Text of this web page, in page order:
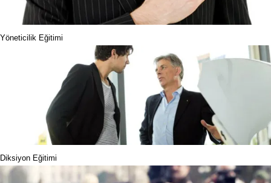
Yöneticilik Eğitimi
Diksiyon Eğitimi